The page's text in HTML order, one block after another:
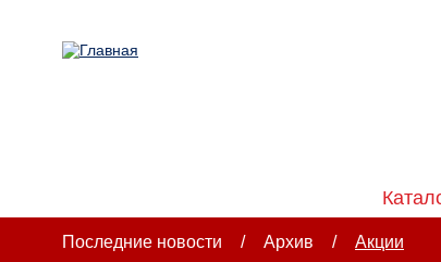
Последние новости / Архив / Акции